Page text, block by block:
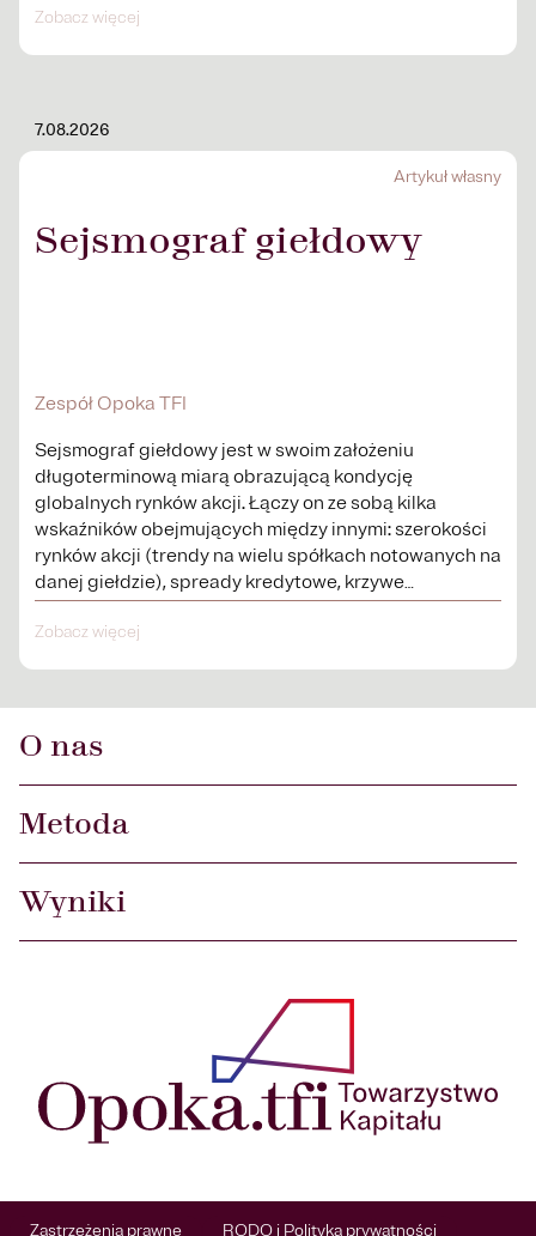
Zobacz więcej
7.08.2026
Artykuł własny
Sejsmograf giełdowy
Zespół Opoka TFI
Sejsmograf giełdowy jest w swoim założeniu
długoterminową miarą obrazującą kondycję
globalnych rynków akcji. Łączy on ze sobą kilka
wskaźników obejmujących między innymi: szerokości
rynków akcji (trendy na wielu spółkach notowanych na
danej giełdzie), spready kredytowe, krzywe
procentowe.
Zobacz więcej
O nas
Metoda
Wyniki
Zastrzeżenia prawne RODO i Polityka prywatności